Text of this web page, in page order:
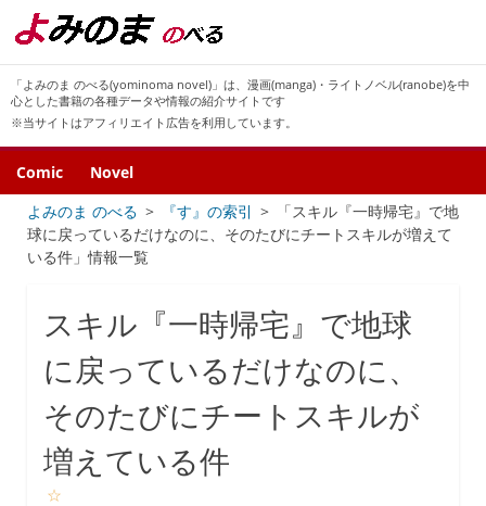
「よみのま のべる(yominoma novel)」は、漫画(manga)・ライトノベル(ranobe)を中
心とした書籍の各種データや情報の紹介サイトです
※当サイトはアフィリエイト広告を利用しています。
Comic
Novel
よみのま のべる
『す』の索引
「スキル『一時帰宅』で地
球に戻っているだけなのに、そのたびにチートスキルが増えて
いる件」情報一覧
スキル『一時帰宅』で地球
に戻っているだけなのに、
そのたびにチートスキルが
増えている件
☆